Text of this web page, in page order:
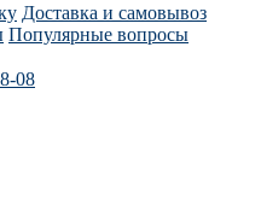
Доставка и самовывоз
Популярные вопросы
08